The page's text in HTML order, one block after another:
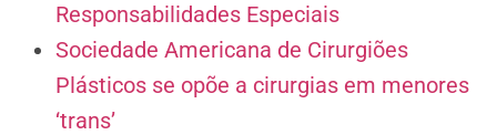
Responsabilidades Especiais
Sociedade Americana de Cirurgiões
Plásticos se opõe a cirurgias em menores
‘trans’